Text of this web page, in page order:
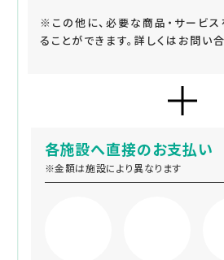
※この他に、必要な商品・サービ
ることができます。詳しくはお問い
各施設へ直接のお支払い
※金額は施設により異なります